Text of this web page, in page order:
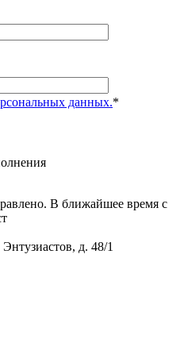
данных.*
В ближайшее время с
д. 48/1